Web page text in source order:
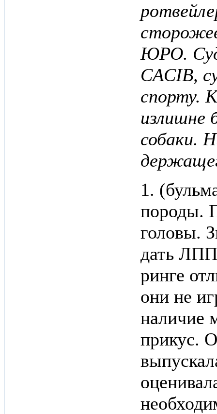
ЮРО.
CACIB,
спорту.
излишне
собаки.
1.
породы.
головы.
дать
ринге
они не
наличие
прикус.